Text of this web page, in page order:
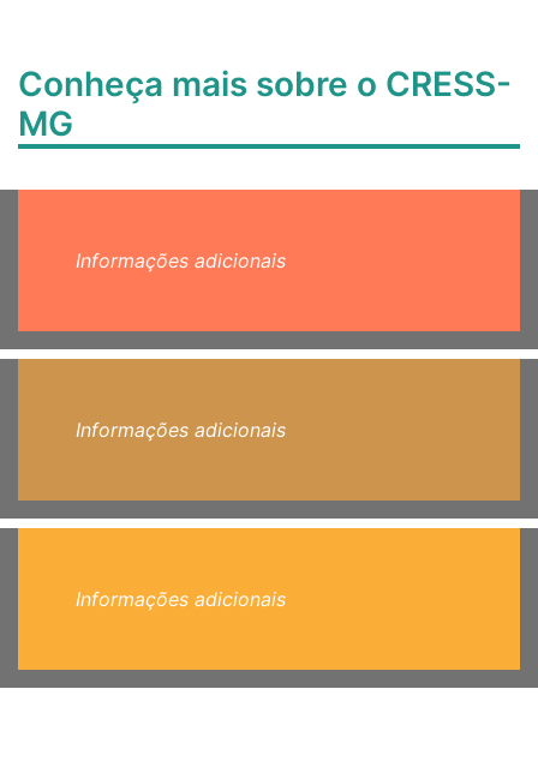
Conheça mais sobre o CRESS-
MG
Informações adicionais
Informações adicionais
Informações adicionais